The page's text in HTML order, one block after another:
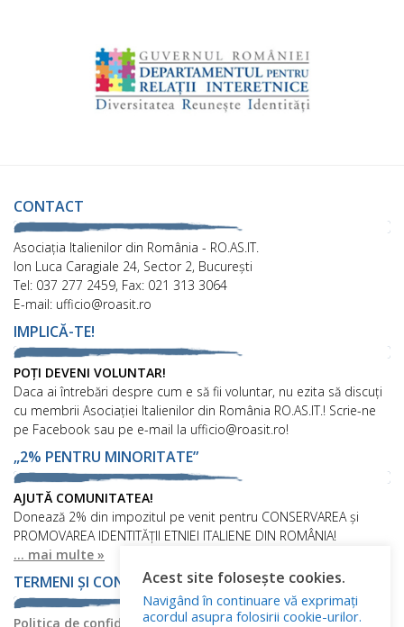
CONTACT
Asociaţia Italienilor din România - RO.AS.IT.
Ion Luca Caragiale 24, Sector 2, București
Tel: 037 277 2459, Fax: 021 313 3064
E-mail: ufficio@roasit.ro
IMPLICĂ-TE!
POȚI DEVENI VOLUNTAR!
Daca ai întrebări despre cum e să fii voluntar, nu ezita să discuți
cu membrii Asociației Italienilor din România RO.AS.IT.! Scrie-ne
pe Facebook sau pe e-mail la ufficio@roasit.ro!
„2% PENTRU MINORITATE”
AJUTĂ COMUNITATEA!
Donează 2% din impozitul pe venit pentru CONSERVAREA și
PROMOVAREA IDENTITĂȚII ETNIEI ITALIENE DIN ROMÂNIA!
... mai multe »
TERMENI ȘI CONDIȚII
Politica de confidențialitatePolitica privind fișierele cookies
Acest site folosește cookies.
Navigând în continuare vă exprimați
acordul asupra folosirii cookie-urilor.